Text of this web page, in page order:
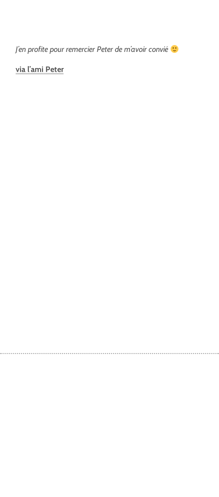
J’en profite pour remercier Peter de m’avoir convié
via l’ami Peter